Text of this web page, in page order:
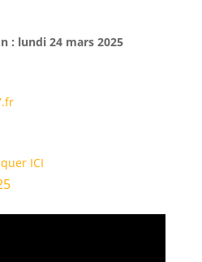
: lundi 24 mars 2025
ICI